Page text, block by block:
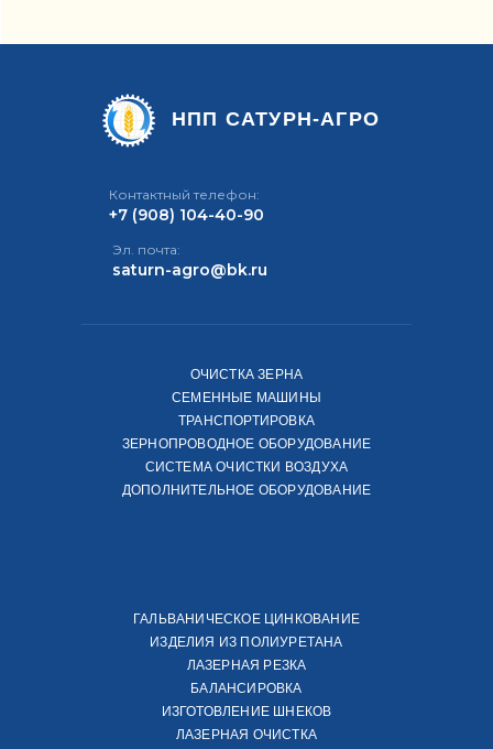
НПП САТУРН-АГРО
+7 (908) 104-40-90
saturn-agro@bk.ru
ГАЛЬВАНИЧЕСКОЕ ЦИНКОВАНИЕ
ИЗДЕЛИЯ ИЗ ПОЛИУРЕТАНА
ЛАЗЕРНАЯ РЕЗКА
БАЛАНСИРОВКА
ИЗГОТОВЛЕНИЕ ШНЕКОВ
ЛАЗЕРНАЯ ОЧИСТКА
Эл. почта:
Контактный телефон:
ОЧИСТКА ЗЕРНА
СЕМЕННЫЕ МАШИНЫ
ТРАНСПОРТИРОВКА
ЗЕРНОПРОВОДНОЕ ОБОРУДОВАНИЕ
СИСТЕМА ОЧИСТКИ ВОЗДУХА
ДОПОЛНИТЕЛЬНОЕ ОБОРУДОВАНИЕ